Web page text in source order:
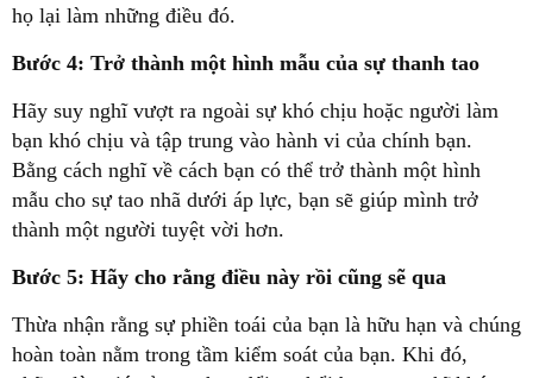
họ lại làm những điều đó.
Bước 4: Trở thành một hình mẫu của sự thanh tao
Hãy suy nghĩ vượt ra ngoài sự khó chịu hoặc người làm
bạn khó chịu và tập trung vào hành vi của chính bạn.
Bằng cách nghĩ về cách bạn có thể trở thành một hình
mẫu cho sự tao nhã dưới áp lực, bạn sẽ giúp mình trở
thành một người tuyệt vời hơn.
Bước 5: Hãy cho rằng điều này rồi cũng sẽ qua
Thừa nhận rằng sự phiền toái của bạn là hữu hạn và chúng
hoàn toàn nằm trong tầm kiểm soát của bạn. Khi đó,